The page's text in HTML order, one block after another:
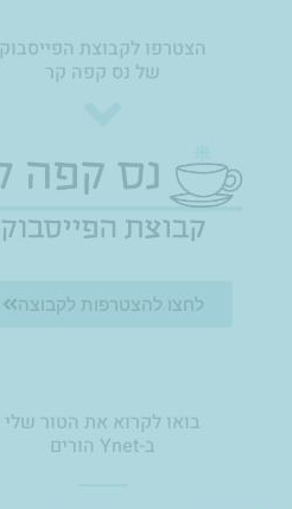
הצטרפו לקבוצת הפייסבוק
של נס קפה קר
לחצו להצטרפות לקבוצה
בואו לקרוא את הטור שלי
ב-Ynet הורים